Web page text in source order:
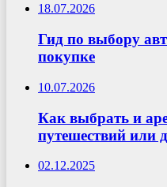
18.07.2026
Гид по выбору
покупке
10.07.2026
Как выбрать и
путешествий или
02.12.2025